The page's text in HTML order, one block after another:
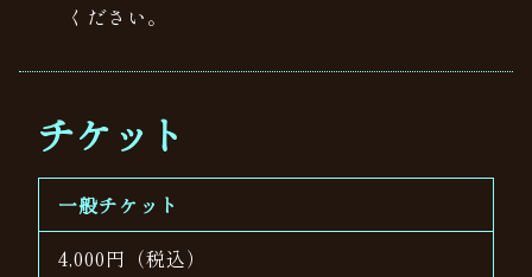
ください。
チケット
一般チケット
4,000円（税込）